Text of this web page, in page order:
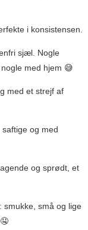
i konsistensen.
sjæl. Nogle
med hjem 😅
med et strejf af
og med
og sprødt, et
smukke, små og lige